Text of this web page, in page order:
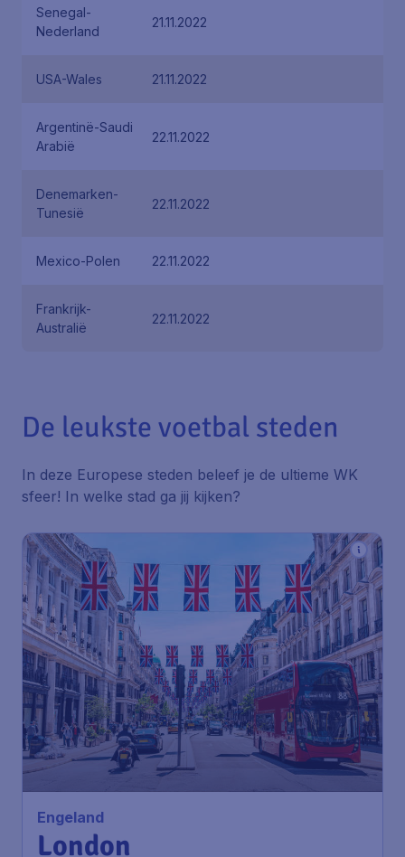
Senegal-
Nederland
21.11.2022
USA-Wales 21.11.2022
Argentinë-Saudi
Arabië
22.11.2022
Denemarken-
Tunesië
22.11.2022
Mexico-Polen 22.11.2022
Frankrijk-
Australië
22.11.2022
De leukste voetbal steden
In deze Europese steden beleef je de ultieme WK
sfeer! In welke stad ga jij kijken?
Engeland
London
€ 81*
vanaf
Schiphol
Londen
Stansted